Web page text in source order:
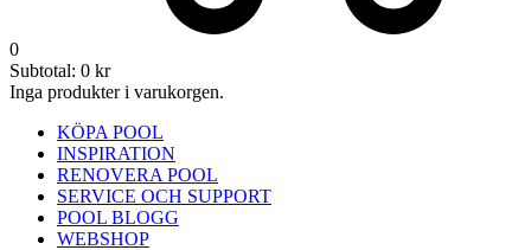
0
Subtotal: 0 kr
Inga produkter i varukorgen.
KÖPA POOL
INSPIRATION
RENOVERA POOL
SERVICE OCH SUPPORT
POOL BLOGG
WEBSHOP